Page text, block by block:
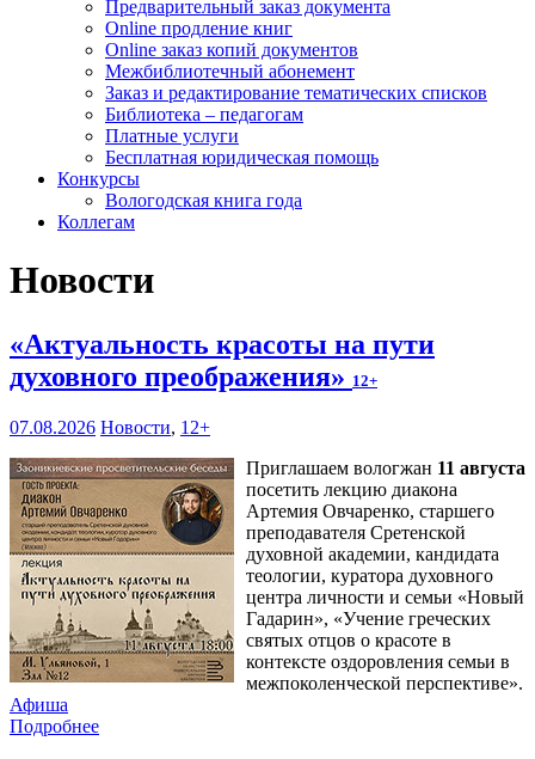
Предварительный заказ документа
Online продление книг
Online заказ копий документов
Межбиблиотечный абонемент
Заказ и редактирование тематических списков
Библиотека – педагогам
Платные услуги
Бесплатная юридическая помощь
Конкурсы
Вологодская книга года
Коллегам
Новости
«Актуальность красоты на пути
духовного преображения» 12+
07.08.2026 Новости, 12+
Приглашаем вологжан 11 августа
посетить лекцию диакона
Артемия Овчаренко, старшего
преподавателя Сретенской
духовной академии, кандидата
теологии, куратора духовного
центра личности и семьи «Новый
Гадарин», «Учение греческих
святых отцов о красоте в
контексте оздоровления семьи в
межпоколенческой перспективе».
Афиша
Подробнее